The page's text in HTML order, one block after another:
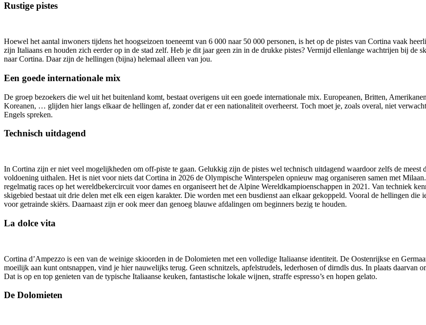
Rustige pistes
Hoewel het aantal inwoners tijdens het hoogseizoen toeneemt van 6 000 naar 50 000 personen, is het op de pistes van Cortina vaak
zijn Italiaans en houden zich eerder op in de stad zelf. Heb je dit jaar geen zin in de drukke pistes? Vermijd ellenlange wachtrijen bij de
naar Cortina. Daar zijn de hellingen (bijna) helemaal alleen van jou.
Een goede internationale mix
De groep bezoekers die wel uit het buitenland komt, bestaat overigens uit een goede internationale mix. Europeanen, Britten,
Koreanen, … glijden hier langs elkaar de hellingen af, zonder dat er een nationaliteit overheerst. Toch moet je, zoals overal, niet
Engels spreken.
Technisch uitdagend
In Cortina zijn er niet veel mogelijkheden om off-piste te gaan. Gelukkig zijn de pistes wel technisch uitdagend waardoor zelfs de meest
voldoening uithalen. Het is niet voor niets dat Cortina in 2026 de Olympische Winterspelen opnieuw mag organiseren samen met
regelmatig races op het wereldbekercircuit voor dames en organiseert het de Alpine Wereldkampioenschappen in 2021. Van techniek
skigebied bestaat uit drie delen met elk een eigen karakter. Die worden met een busdienst aan elkaar gekoppeld. Vooral de hellingen die
voor getrainde skiërs. Daarnaast zijn er ook meer dan genoeg blauwe afdalingen om beginners bezig te houden.
La dolce vita
Cortina d’Ampezzo is een van de weinige skioorden in de Dolomieten met een volledige Italiaanse identiteit. De Oostenrijkse en
moeilijk aan kunt ontsnappen, vind je hier nauwelijks terug. Geen schnitzels, apfelstrudels, lederhosen of dirndls dus. In plaats daarvan
Dat is op en top genieten van de typische Italiaanse keuken, fantastische lokale wijnen, straffe espresso’s en hopen gelato.
De Dolomieten